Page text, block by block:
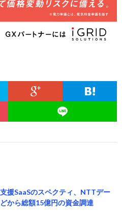
援SaaSのスペクティ、NTTデー
から総額15億円の資金調達